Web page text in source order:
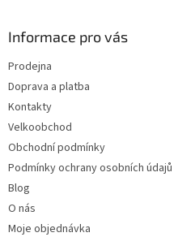
Informace pro vás
Prodejna
Doprava a platba
Kontakty
Velkoobchod
Obchodní podmínky
Podmínky ochrany osobních údajů
Blog
O nás
Moje objednávka